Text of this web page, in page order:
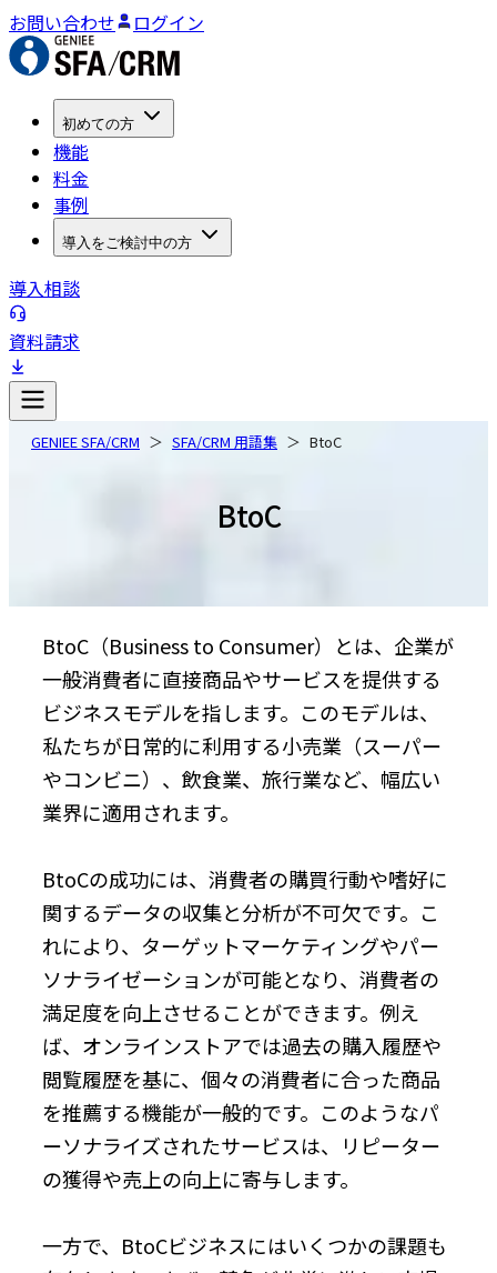
お問い合わせ ログイン
初めての方
機能
料金
事例
導入をご検討中の方
導入相談
資料請求
GENIEE SFA/CRM SFA/CRM 用語集 BtoC
BtoC
BtoC（Business to Consumer）とは、企業が
一般消費者に直接商品やサービスを提供する
ビジネスモデルを指します。このモデルは、
私たちが日常的に利用する小売業（スーパー
やコンビニ）、飲食業、旅行業など、幅広い
業界に適用されます。
BtoCの成功には、消費者の購買行動や嗜好に
関するデータの収集と分析が不可欠です。こ
れにより、ターゲットマーケティングやパー
ソナライゼーションが可能となり、消費者の
満足度を向上させることができます。例え
ば、オンラインストアでは過去の購入履歴や
閲覧履歴を基に、個々の消費者に合った商品
を推薦する機能が一般的です。このようなパ
ーソナライズされたサービスは、リピーター
の獲得や売上の向上に寄与します。
一方で、BtoCビジネスにはいくつかの課題も